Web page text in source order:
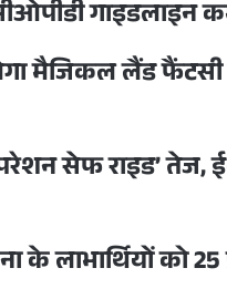
मैजिकल लैंड फैंटसी
सेफ राइड’ तेज,
के लाभार्थियों को